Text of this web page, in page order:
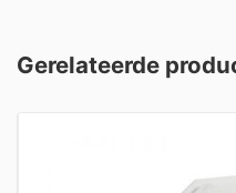
Gerelateerde